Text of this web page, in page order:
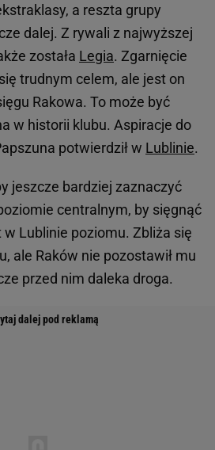
a reszta grupy
dalej. Z rywali z najwyższej
została Legia. Zgarnięcie
trudnym celem, ale jest on
Rakowa. To może być
w historii klubu. Aspiracje do
potwierdził w Lublinie.
jeszcze bardziej zaznaczyć
centralnym, by sięgnąć
Lublinie poziomu. Zbliża się
ale Raków nie pozostawił mu
przed nim daleka droga.